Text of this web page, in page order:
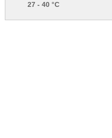
27 - 40 °C